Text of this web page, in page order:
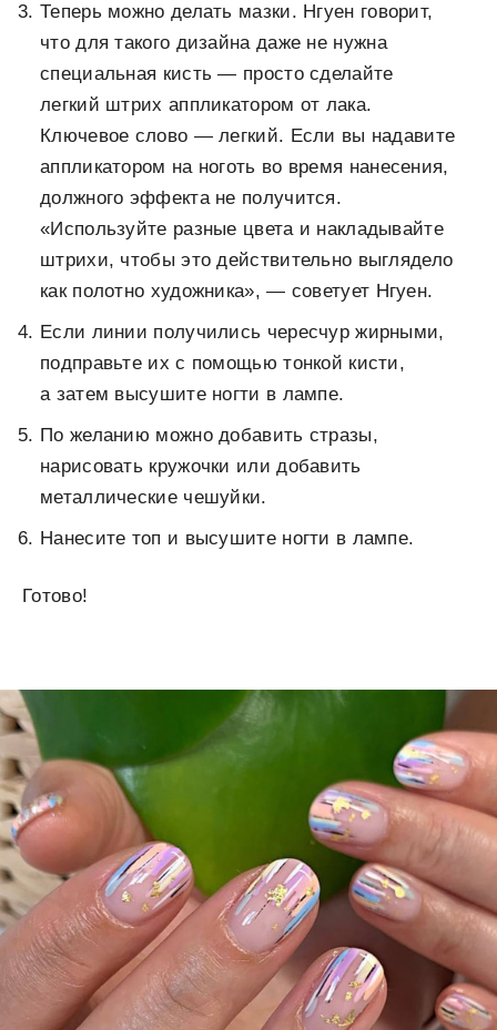
Теперь можно делать мазки. Нгуен говорит,
что для такого дизайна даже не нужна
специальная кисть — просто сделайте
легкий штрих аппликатором от лака.
Ключевое слово — легкий. Если вы надавите
аппликатором на ноготь во время нанесения,
должного эффекта не получится.
«Используйте разные цвета и накладывайте
штрихи, чтобы это действительно выглядело
как полотно художника», — советует Нгуен.
Если линии получились чересчур жирными,
подправьте их с помощью тонкой кисти,
а затем высушите ногти в лампе.
По желанию можно добавить стразы,
нарисовать кружочки или добавить
металлические чешуйки.
Нанесите топ и высушите ногти в лампе.
Готово!